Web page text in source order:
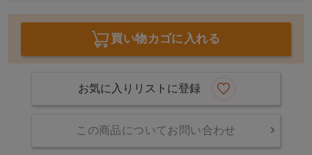
買い物カゴに入れる
お気に入りリストに登録
この商品についてお問い合わせ